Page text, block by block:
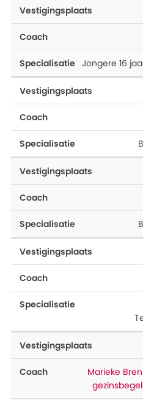
Jongere 16
Marieke